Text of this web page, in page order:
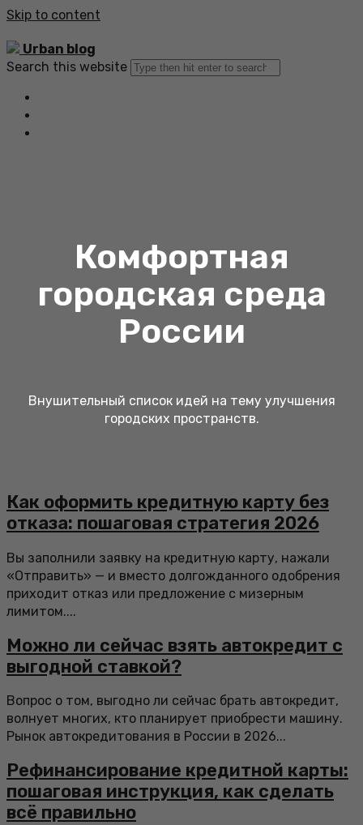
Skip to content
Urban blog
Search this website
Комфортная
городская среда
России
Внушительный список идей на тему улучшения
городских пространств.
Как оформить кредитную карту без
отказа: пошаговая стратегия 2026
Вы заполнили заявку на кредитную карту, нажали
«Отправить» — и вместо долгожданного одобрения
приходит отказ или предложение с мизерным
лимитом....
Можно ли сейчас взять автокредит с
выгодной ставкой?
Вопрос о том, выгодно ли сейчас брать автокредит,
волнует многих, кто планирует приобрести машину.
Рынок автокредитования в России в 2026...
Рефинансирование кредитной карты:
пошаговая инструкция, как сделать
всё правильно